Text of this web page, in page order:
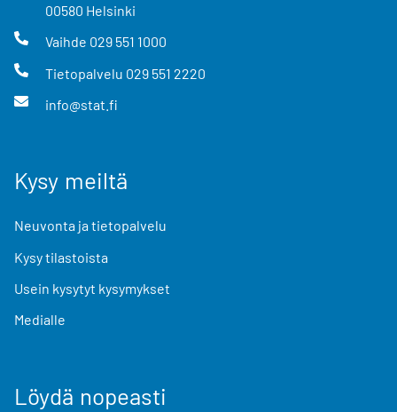
00580 Helsinki
Vaihde 029 551 1000
Tietopalvelu 029 551 2220
info@stat.fi
Kysy meiltä
Neuvonta ja tietopalvelu
Kysy tilastoista
Usein kysytyt kysymykset
Medialle
Löydä nopeasti